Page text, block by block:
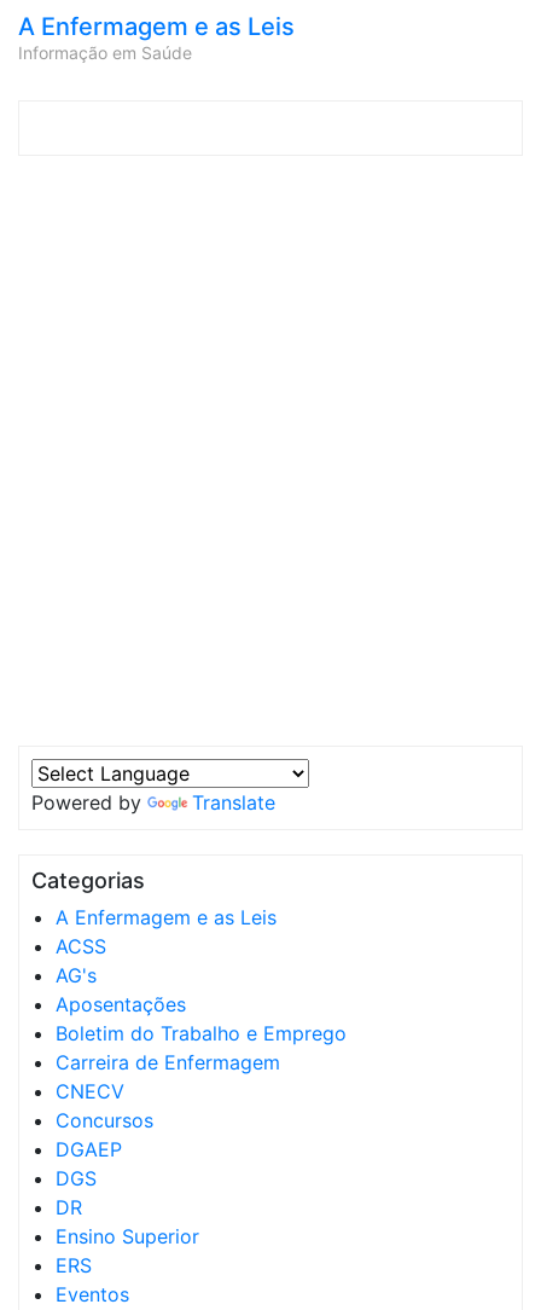
A Enfermagem e as Leis
Informação em Saúde
Powered by Translate
Categorias
A Enfermagem e as Leis
ACSS
AG's
Aposentações
Boletim do Trabalho e Emprego
Carreira de Enfermagem
CNECV
Concursos
DGAEP
DGS
DR
Ensino Superior
ERS
Eventos